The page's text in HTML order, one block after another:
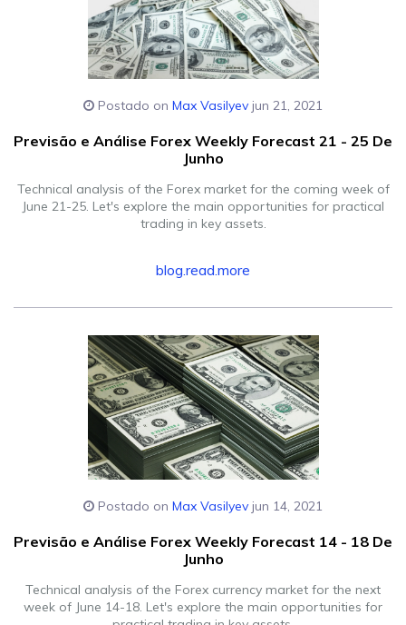
Postado on Max Vasilyev jun 21, 2021
Previsão e Análise Forex Weekly Forecast 21 - 25 De
Junho
Technical analysis of the Forex market for the coming week of
June 21-25. Let's explore the main opportunities for practical
trading in key assets.
blog.read.more
Postado on Max Vasilyev jun 14, 2021
Previsão e Análise Forex Weekly Forecast 14 - 18 De
Junho
Technical analysis of the Forex currency market for the next
week of June 14-18. Let's explore the main opportunities for